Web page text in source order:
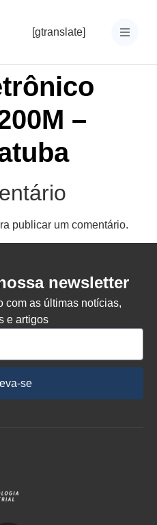
[gtranslate]
–
publicar um comentário.
newsletter
com as últimas notícias,
e artigos
se